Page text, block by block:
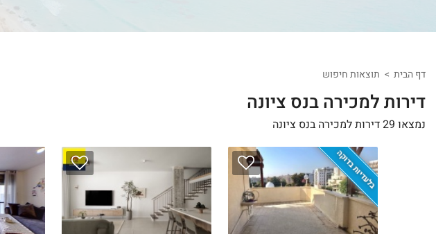
דף הבית תוצאות חיפוש
דירות למכירה בנס ציונה
נמצאו 29 דירות למכירה בנס ציונה
בלעדיות בדוקה